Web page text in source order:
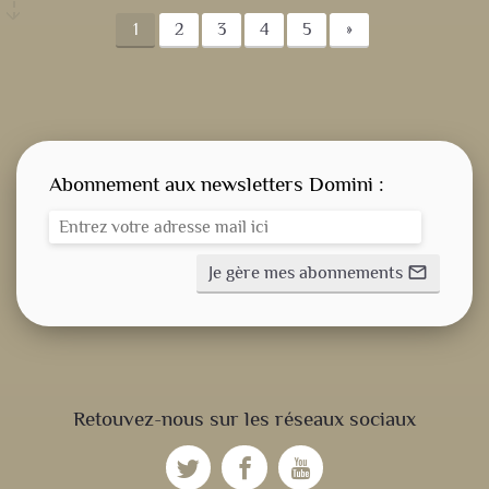
1 2 3 4 5 »
Retouvez-nous sur les réseaux sociaux
Abonnement aux newsletters Domini :
Je gère mes abonnements mail_outline